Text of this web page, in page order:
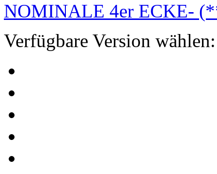
Verfügbare Version wählen: